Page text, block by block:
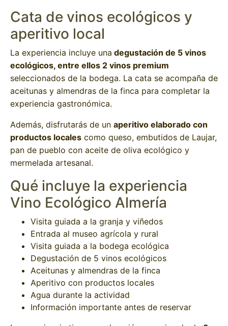
Cata de vinos ecológicos y
aperitivo local
La experiencia incluye una degustación de 5 vinos
ecológicos, entre ellos 2 vinos premium
seleccionados de la bodega. La cata se acompaña de
aceitunas y almendras de la finca para completar la
experiencia gastronómica.
Además, disfrutarás de un aperitivo elaborado con
productos locales como queso, embutidos de Laujar,
pan de pueblo con aceite de oliva ecológico y
mermelada artesanal.
Qué incluye la experiencia
Vino Ecológico Almería
Visita guiada a la granja y viñedos
Entrada al museo agrícola y rural
Visita guiada a la bodega ecológica
Degustación de 5 vinos ecológicos
Aceitunas y almendras de la finca
Aperitivo con productos locales
Agua durante la actividad
Información importante antes de reservar